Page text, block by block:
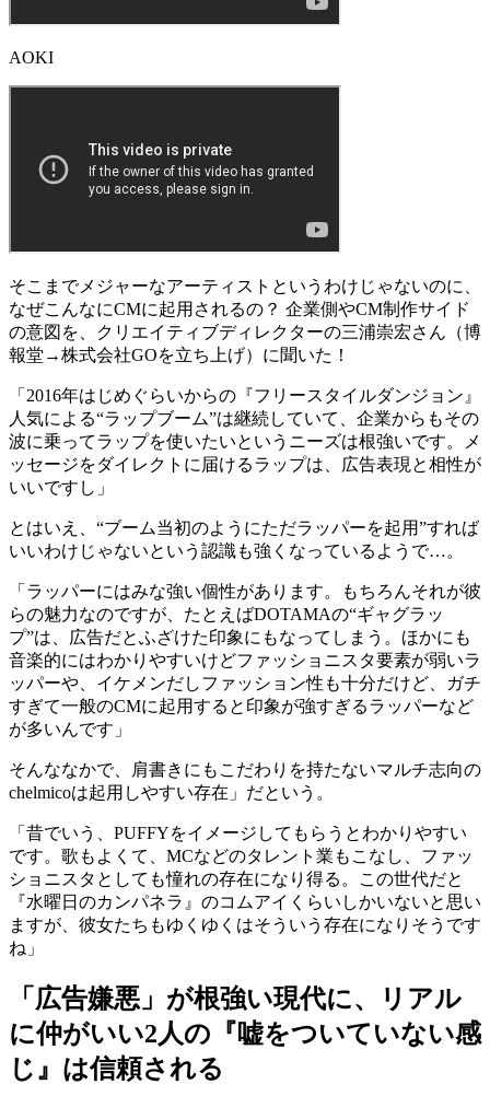
AOKI
そこまでメジャーなアーティストというわけじゃないのに、
なぜこんなにCMに起用されるの？ 企業側やCM制作サイド
の意図を、クリエイティブディレクターの三浦崇宏さん （博
報堂→株式会社GOを立ち上げ）に聞いた！
「2016年はじめぐらいからの『フリースタイルダンジョン』
人気による“ラップブーム”は継続していて、企業からもその
波に乗ってラップを使いたいというニーズは根強いです。
メ
ッセージをダイレクトに届けるラップは、広告表現と相性が
いいですし」
とはいえ、“ブーム当初のようにただラッパーを起用”すれば
いいわけじゃないという認識も強くなっているようで…。
「ラッパーにはみな強い個性があります。もちろんそれが彼
らの魅力なのですが、たとえばDOTAMAの“ギャグラッ
プ”は、
広告だとふざけた印象にもなってしまう。ほかにも
音楽的にはわかりやすいけどファッショニスタ要素が弱いラ
ッパーや、イケメンだしファッション性も十分だけど、
ガチ
すぎて一般のCMに起用すると印象が強すぎるラッパーなど
が多いんです」
そんななかで、
肩書きにもこだわりを持たないマルチ志向の
chelmicoは起用しやすい存在 」だという。
「昔でいう、 PUFFYをイメージしてもらうとわかりやすい
です。歌もよくて、MCなどのタレント業もこなし、ファッ
ショニスタとしても憧れの存在になり得る。この世代だと
『水曜日のカンパネラ』のコムアイ くらいしかいないと思い
ますが、彼女たちもゆくゆくはそういう存在になりそうです
ね」
「広告嫌悪」が根強い現代に、リアル
に仲がいい2人の『嘘をついていない感
じ』は信頼される